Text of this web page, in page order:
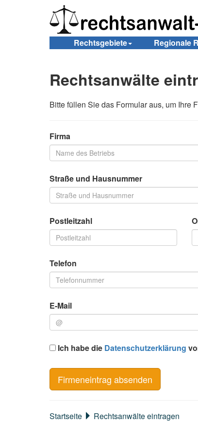
Rechtsgebiete Regionale
Rechtsanwälte
Bitte füllen Sie das Formular aus, um Ihre
Firma
Straße und Hausnummer
Postleitzahl
Telefon
E-Mail
Ich habe die Datenschutzerklärung
Startseite Rechtsanwälte eintragen